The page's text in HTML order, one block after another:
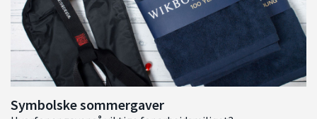
Symbolske sommergaver